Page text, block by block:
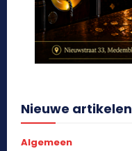
Nieuwe artikelen
Algemeen